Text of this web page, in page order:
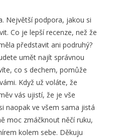
Největší podpora, jakou si
Co je lepší recenze, než že
představit ani podruhý?
umět najít správnou
co s dechem, pomůže
Když už voláte, že
vás ujistí, že je vše
naopak ve všem sama jistá
moc zmáčknout něčí ruku,
kolem sebe. Děkuju